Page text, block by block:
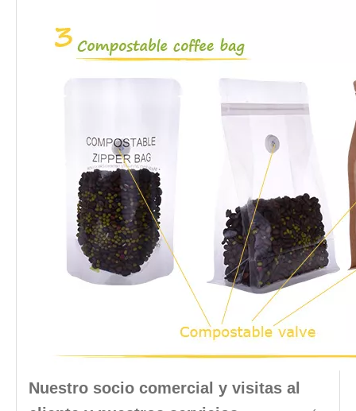
Nuestro socio comercial y visitas al